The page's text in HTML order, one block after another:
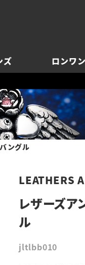
ズ ロンワ
ングル
LEATHERS
レザーズア
ル
jltlbb010